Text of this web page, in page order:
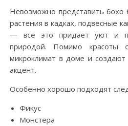
Невозможно представить
растения в кадках, подвесные
— всё это придает уют и
природой. Помимо красоты
микроклимат в доме и
акцент.
Особенно хорошо подходят
Фикус
Монстера